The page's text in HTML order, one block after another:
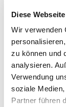
Diese
Wir verwenden
zu können und
analysieren.
Verwendung
soziale
Partner führen
euer Gebet.
Herzlichen
Pfarrei, die
unterstützt